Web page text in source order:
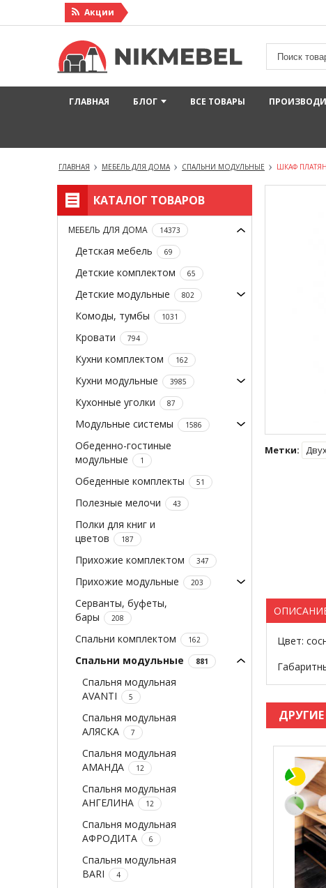
Акции
ГЛАВНАЯ БЛОГ ВСЕ ТОВАРЫ
ГЛАВНАЯ МЕБЕЛЬ ДЛЯ ДОМА СПАЛЬНИ МОДУЛЬНЫЕ ШКАФ
КАТАЛОГ ТОВАРОВ
МЕБЕЛЬ ДЛЯ ДОМА 14373
Детская мебель 69
Детские комплектом 65
Детские модульные 802
Комоды, тумбы 1031
Кровати 794
Кухни комплектом 162
Кухни модульные 3985
Кухонные уголки 87
Модульные системы 1586
Обеденно-гостиные
модульные
1
Обеденные комплекты 51
Полезные мелочи 43
Полки для книг и
цветов
187
Прихожие комплектом 347
Прихожие модульные 203
Серванты, буфеты,
бары
208
Спальни комплектом 162
Спальни модульные 881
Спальня модульная
AVANTI
5
Спальня модульная
АЛЯСКА
7
Спальня модульная
АМАНДА
12
Спальня модульная
АНГЕЛИНА
12
Спальня модульная
АФРОДИТА
6
Спальня модульная
BARI
4
Метки:
Цвет: